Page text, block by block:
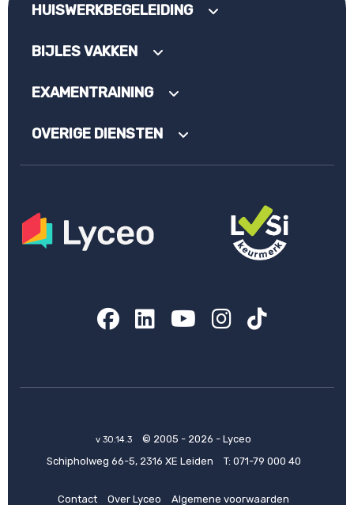
HUISWERKBEGELEIDING
BIJLES VAKKEN
EXAMENTRAINING
OVERIGE DIENSTEN
Facebook
LinkedIn
YouTube
Instagram
TikTok
v 30.14.3
© 2005 - 2026 - Lyceo
Schipholweg 66-5, 2316 XE Leiden
T: 071-79 000 40
Contact Over Lyceo Algemene voorwaarden